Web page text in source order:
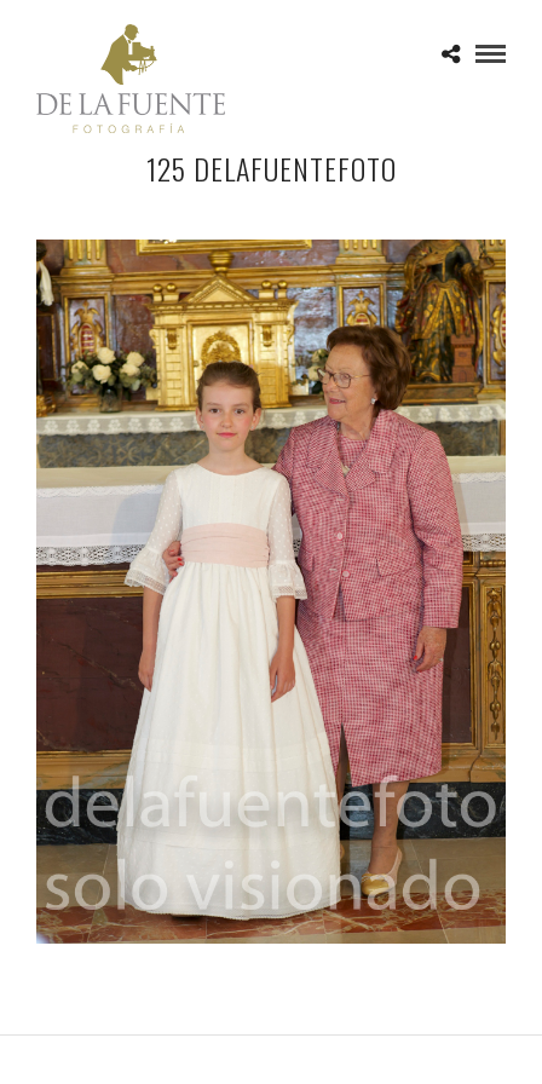
125 DELAFUENTEFOTO